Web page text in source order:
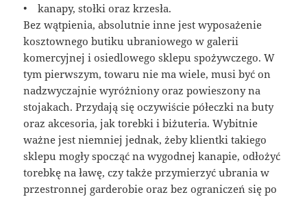
• kanapy, stołki oraz krzesła.
Bez wątpienia, absolutnie inne jest wyposażenie
kosztownego butiku ubraniowego w galerii
komercyjnej i osiedlowego sklepu spożywczego. W
tym pierwszym, towaru nie ma wiele, musi być on
nadzwyczajnie wyróżniony oraz powieszony na
stojakach. Przydają się oczywiście półeczki na buty
oraz akcesoria, jak torebki i biżuteria. Wybitnie
ważne jest niemniej jednak, żeby klientki takiego
sklepu mogły spocząć na wygodnej kanapie, odłożyć
torebkę na ławę, czy także przymierzyć ubrania w
przestronnej garderobie oraz bez ograniczeń się po